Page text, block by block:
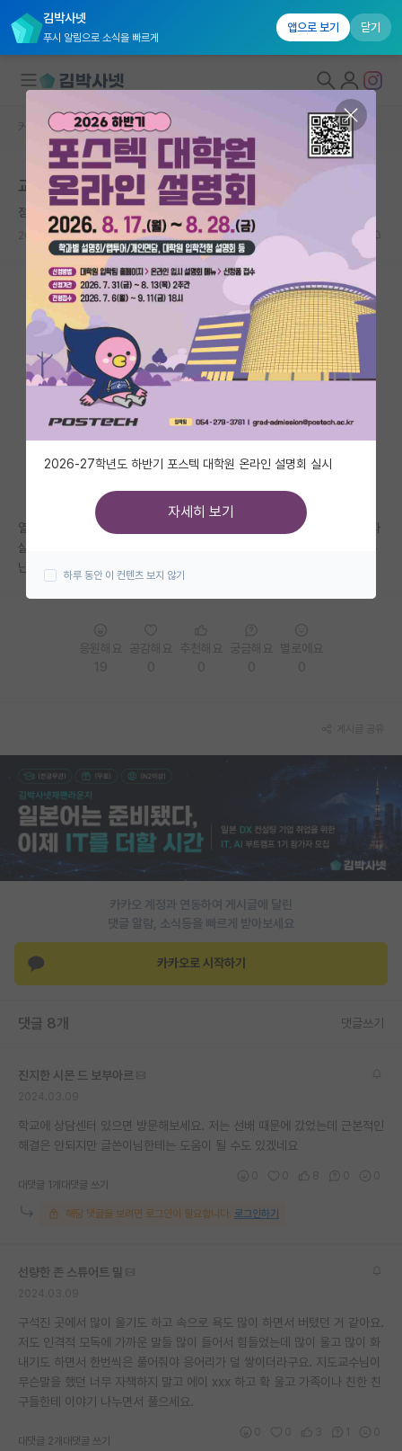
김박사넷
푸시 알림으로 소식을 빠르게
앱으로 보기 닫기
대학원생 모집
국내대학원 정보
연구실&오픈랩
커뮤니티
커뮤니티 홈
전체글보기
베스트 게시판
IF 명예의전당
자유 게시판(아무개랩)
미국 유학 게시판
미국 대학원 합격 후기 게시판
대학원 합격 후기 게시판
임용 후기 게시판
PI 전용 게시판
인문사회 계열 게시판
특수/전문대학원 게시판
반도체/AI 게시판
학술 정보 게시판
커리어
유학교육
반도체 아카데미
커뮤니티 홈 자유 게시판(아무개랩)
교수님한테 혼난거 어떻게 극복하나요?
점잖은 백석
2024.03.09 8 4190
열심히 했는데 폭언 가까운말을 들었는데 이틀째 너무 힘듭니다.. 어제는 자
살충동이 느껴서 자살관련 영상들 찾아보다가 자고.. 많이들 교수님한테 혼
난다는데.. 제 멘탈은 왜 이렇게 약하죠? 어떻게 극복하나요?
카카오 계정과 연동하여 게시글에 달린
댓글 알람, 소식등을 빠르게 받아보세요
카카오로 시작하기
댓글 8개 댓글쓰기
진지한 시몬 드 보부아르
학교에 상담센터 있으면 방문해보세요. 저는 선배 때문에 갔었는데 근본적인
해결은 안되지만 글쓴이님한테는 도움이 될 수도 있겠네요
대댓글 1개 대댓글 쓰기
해당 댓글을 보려면 로그인이 필요합니다. 로그인하기
선량한 존 스튜어트 밀
구석진 곳에서 많이 울기도 하고 속으로 욕도 많이 하면서 버텼던 거 같아요.
저도 인격적 모독에 가까운 말들 많이 들어서 힘들었는데 많이 울고 많이 화
내기도 하면서 한번씩은 풀어줘야 응어리가 덜 쌓이더라구요. 지도교수님이
무슨말을 했던 너무 자책하지 말고 에이 xxx 하고 확 울고 가족이나 친한 친
구들한테 이야기 나누면서 풀으세요.
대댓글 2개 대댓글 쓰기
2026-27학년도 하반기 포스텍 대학원 온라인 설명회 실시
자세히 보기
하루 동안 이 컨텐츠 보지 않기